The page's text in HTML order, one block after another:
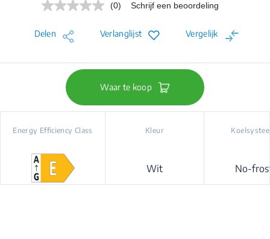
Geen
Dezelfde
paginalink.
(0) Schrijf een beoordeling
Delen Verlanglijst Vergelijk
Waar te koop
Energy Efficiency Class Kleur
Wit No-